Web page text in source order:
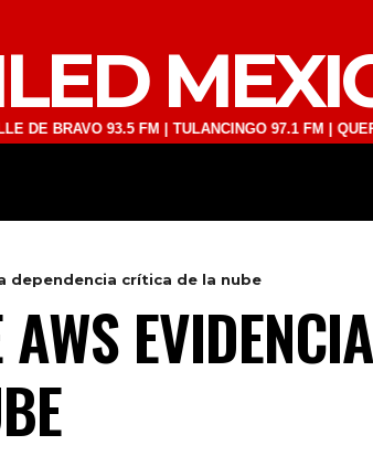
93.5 FM | TULANCINGO 97.1 FM |
dependencia crítica de la nube